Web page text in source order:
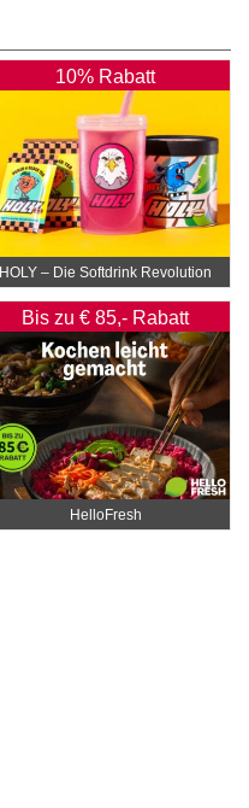
10% Rabatt
HOLY – Die Softdrink Revolution
Bis zu € 85,- Rabatt
HelloFresh